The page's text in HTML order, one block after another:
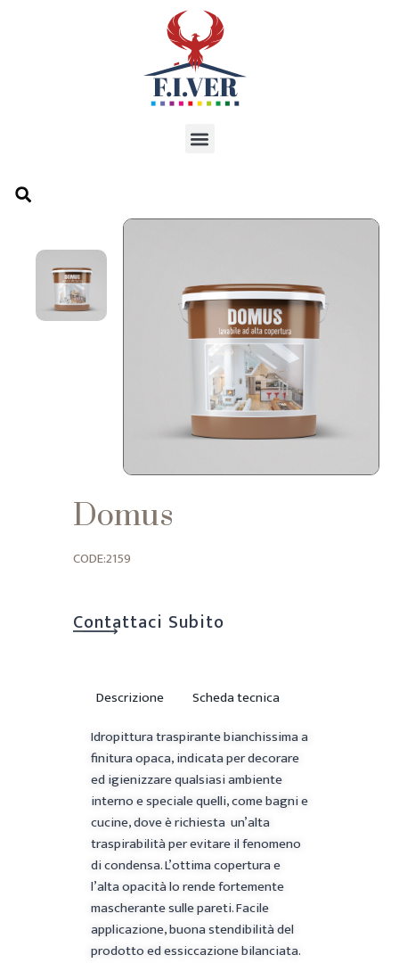
Domus
CODE:2159
Contattaci Subito
Descrizione
Scheda tecnica
Idropittura traspirante bianchissima a
finitura opaca, indicata per decorare
ed igienizzare qualsiasi ambiente
interno e speciale quelli, come bagni e
cucine, dove è richiesta un’alta
traspirabilità per evitare il fenomeno
di condensa. L’ottima copertura e
l’alta opacità lo rende fortemente
mascherante sulle pareti. Facile
applicazione, buona stendibilità del
prodotto ed essiccazione bilanciata.